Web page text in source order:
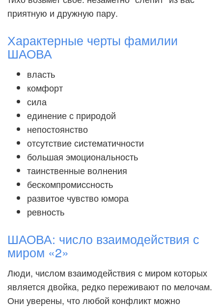
приятную и дружную пару.
Характерные черты фамилии
ШАОВА
власть
комфорт
сила
единение с природой
непостоянство
отсутствие систематичности
большая эмоциональность
таинственные волнения
бескомпромиссность
развитое чувство юмора
ревность
ШАОВА: число взаимодействия с
миром «2»
Люди, числом взаимодействия с миром которых
является двойка, редко переживают по мелочам.
Они уверены, что любой конфликт можно